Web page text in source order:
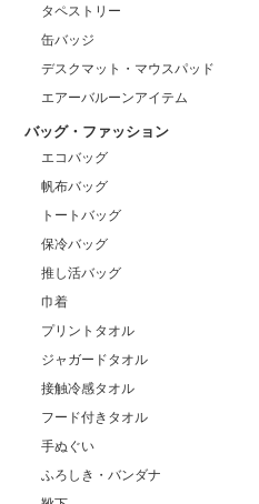
タペストリー
缶バッジ
デスクマット・マウスパッド
エアーバルーンアイテム
バッグ・ファッション
エコバッグ
帆布バッグ
トートバッグ
保冷バッグ
推し活バッグ
巾着
プリントタオル
ジャガードタオル
接触冷感タオル
フード付きタオル
手ぬぐい
ふろしき・バンダナ